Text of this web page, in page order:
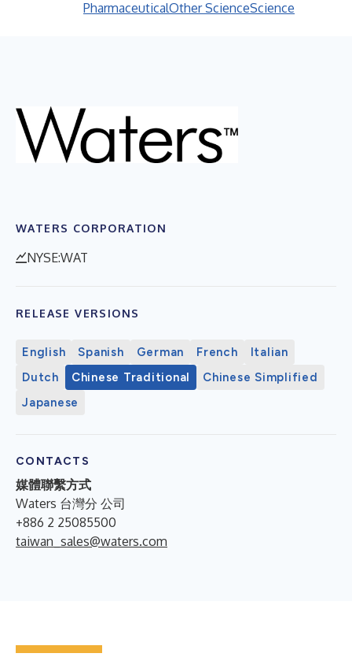
PharmaceuticalOther ScienceScience
WATERS CORPORATION
NYSE:WAT
RELEASE VERSIONS
English Spanish German French
Italian
Dutch
Chinese Traditional
Chinese Simplified
Japanese
CONTACTS
媒體聯繫方式
Waters 台灣分 公司
+886 2 25085500
taiwan_sales@waters.com